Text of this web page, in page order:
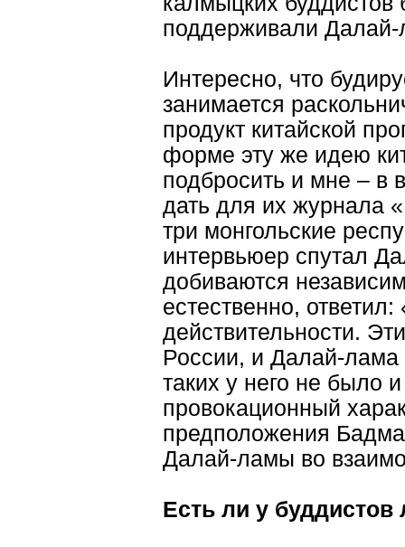
поддерживали Далай-
Интересно, что
занимается
продукт китайской
форме эту же идею
подбросить и мне – в
дать для их журнала
три монгольские
интервьюер спутал
добиваются
естественно,
действительности.
России, и Далай-лама
таких у него не было
провокационный
предположения
Далай-ламы во
Есть ли у